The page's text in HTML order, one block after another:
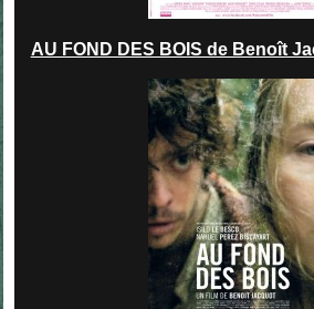
AU FOND DES BOIS de Benoît